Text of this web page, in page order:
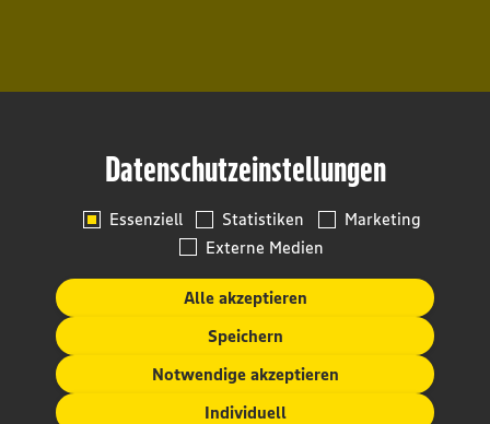
Datenschutzeinstellungen
Essenziell Statistiken
Marketing
Externe Medien
Alle akzeptieren
Speichern
Notwendige akzeptieren
Individuell